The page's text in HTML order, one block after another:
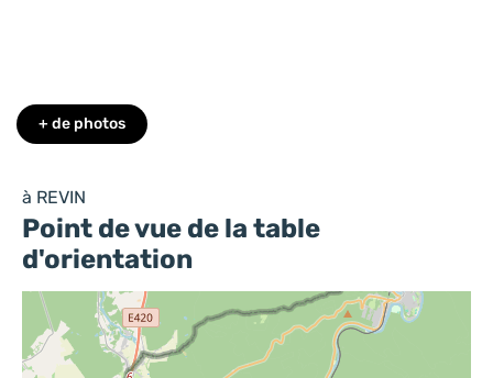
à REVIN
Point de vue de la table
d'orientation
+ de photos